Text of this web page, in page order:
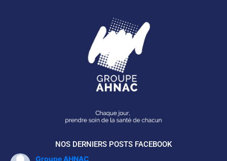
NOS DERNIERS POSTS FACEBOOK
Groupe AHNAC